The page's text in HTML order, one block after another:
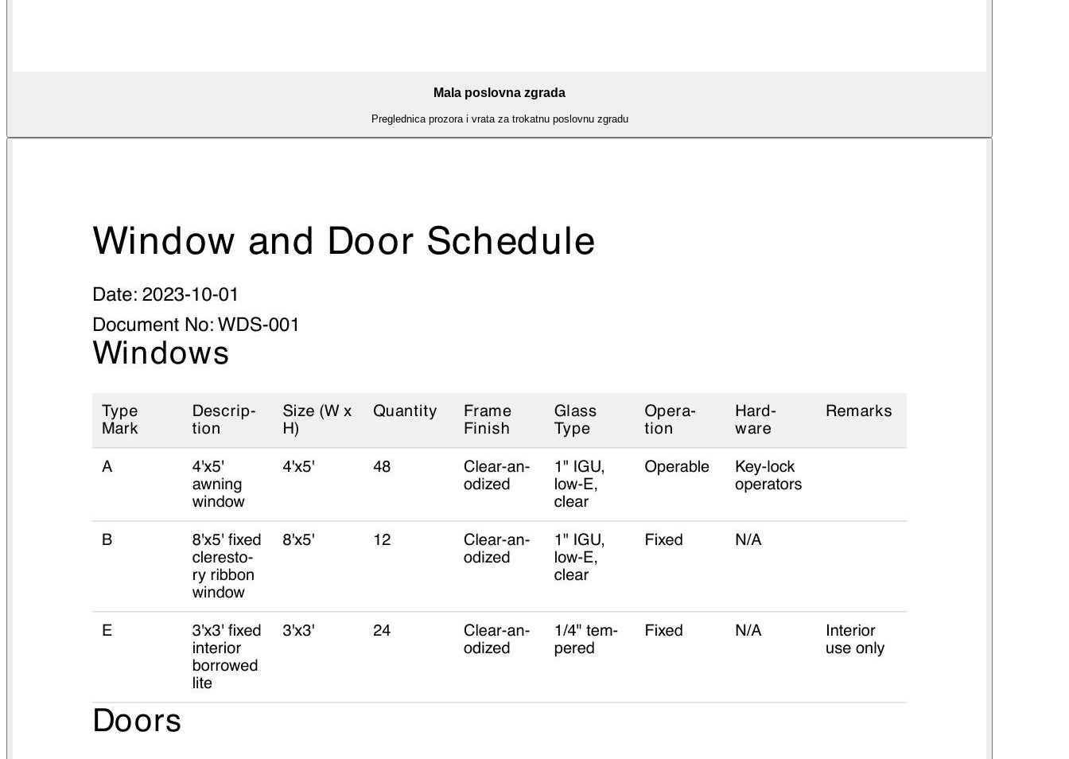
Mala poslovna zgrada
Preglednica prozora i vrata za trokatnu poslovnu zgradu